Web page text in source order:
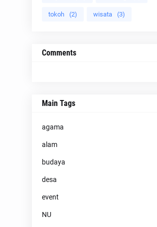
tokoh (2) wisata (3)
Comments
Main Tags
agama
alam
budaya
desa
event
NU